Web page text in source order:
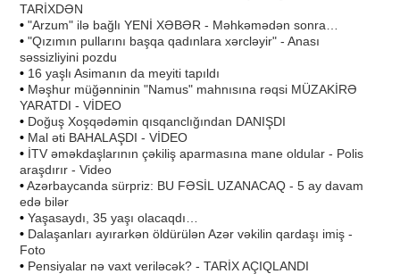
TARİXDƏN
• "Arzum" ilə bağlı YENİ XƏBƏR - Məhkəmədən sonra…
• "Qızımın pullarını başqa qadınlara xərcləyir" - Anası
səssizliyini pozdu
• 16 yaşlı Asimanın da meyiti tapıldı
• Məşhur müğənninin "Namus" mahnısına rəqsi MÜZAKİRƏ
YARATDI - VİDEO
• Doğuş Xoşqədəmin qısqanclığından DANIŞDI
• Mal əti BAHALAŞDI - VİDEO
• İTV əməkdaşlarının çəkiliş aparmasına mane oldular - Polis
araşdırır - Video
•Azərbaycanda sürpriz: BU FƏSİL UZANACAQ - 5 ay davam
edə bilər
• Yaşasaydı, 35 yaşı olacaqdı…
• Dalaşanları ayırarkən öldürülən Azər vəkilin qardaşı imiş -
Foto
• Pensiyalar nə vaxt veriləcək? - TARİX AÇIQLANDI